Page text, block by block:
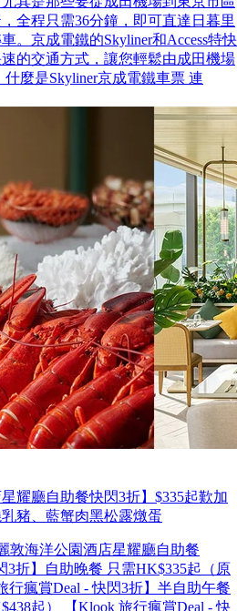
全程只需36分鐘，即可直達日暮里
。京成電鐵的Skyliner和Access特快
的交通方式，讓您輕鬆由成田機場
麼是Skyliner京成電鐵車票 連
耀廳自助餐快閃3折】$335起歎加
豬、藍蟹肉黑松露燉蛋
敦海洋公園酒店星耀廳自助餐
3折】自助晚餐 只需HK$335起（原
行瘋賞Deal - 快閃3折】半自助午餐
起） 【Klook 旅行瘋賞Deal - 快